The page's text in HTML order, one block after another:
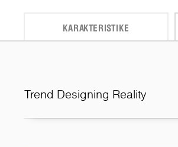
KARAKTERISTIKE
Trend Designing Reality